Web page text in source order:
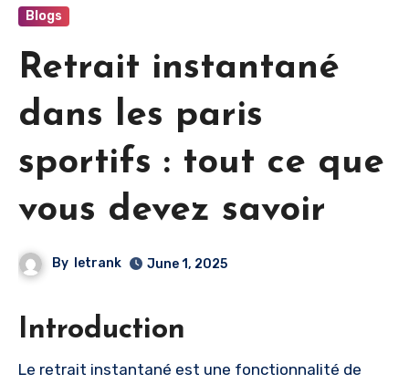
Blogs
Retrait instantané
dans les paris
sportifs : tout ce que
vous devez savoir
By letrank June 1, 2025
Introduction
Le retrait instantané est une fonctionnalité de